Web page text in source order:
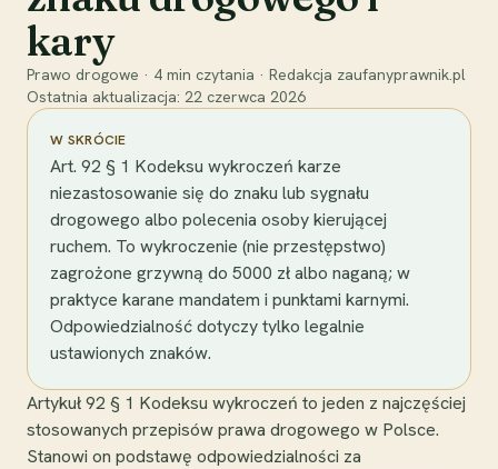
kary
Prawo drogowe · 4 min czytania · Redakcja zaufanyprawnik.pl
Ostatnia aktualizacja: 22 czerwca 2026
W SKRÓCIE
Art. 92 § 1 Kodeksu wykroczeń karze
niezastosowanie się do znaku lub sygnału
drogowego albo polecenia osoby kierującej
ruchem. To wykroczenie (nie przestępstwo)
zagrożone grzywną do 5000 zł albo naganą; w
praktyce karane mandatem i punktami karnymi.
Odpowiedzialność dotyczy tylko legalnie
ustawionych znaków.
Artykuł 92 § 1 Kodeksu wykroczeń to jeden z najczęściej
stosowanych przepisów prawa drogowego w Polsce.
Stanowi on podstawę odpowiedzialności za